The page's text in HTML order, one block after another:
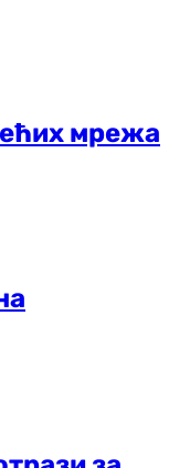
мрежа